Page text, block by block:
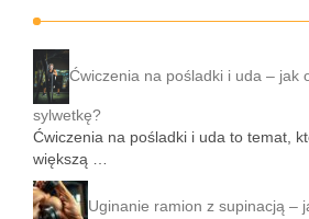
Ćwiczenia na pośladki i uda – jak
sylwetkę?
Ćwiczenia na pośladki i uda to temat,
większą …
Uginanie ramion z supinacją –